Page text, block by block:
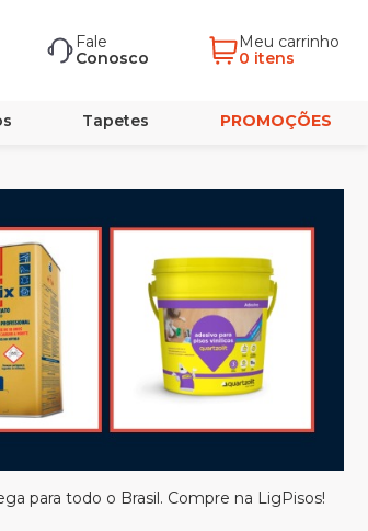
Fale
Conosco
Meu carrinho
0 itens
Tapetes PROMOÇÕES
para todo o Brasil. Compre na LigPisos!